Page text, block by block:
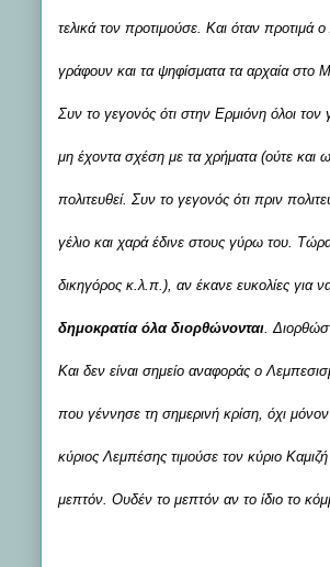
τελικά τον προτιμούσε. Και όταν προτιμά
γράφουν και τα ψηφίσματα τα αρχαία στο
Συν το γεγονός ότι στην Ερμιόνη όλοι
μη έχοντα σχέση με τα χρήματα (ούτε και
πολιτευθεί. Συν το γεγονός ότι πριν
γέλιο και χαρά έδινε στους γύρω του.
δικηγόρος κ.λ.π.), αν έκανε ευκολίες για
δημοκρατία όλα διορθώνονται.
Και δεν είναι σημείο αναφοράς ο
που γέννησε τη σημερινή κρίση, όχι
κύριος Λεμπέσης τιμούσε τον κύριο
μεπτόν. Ουδέν το μεπτόν αν το ίδιο το